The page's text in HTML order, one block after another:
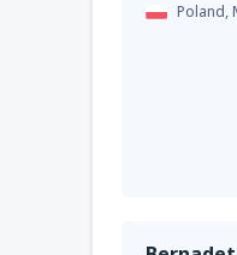
Poland,